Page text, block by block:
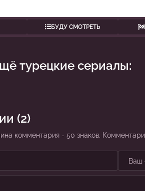
БУДУ СМОТРЕТЬ
турецкие сериалы:
Пленница
(2)
комментария - 50 знаков.